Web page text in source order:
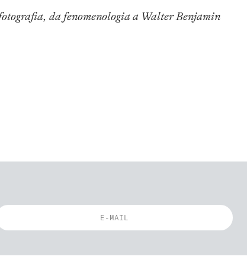
da fenomenologia a Walter Benjamin